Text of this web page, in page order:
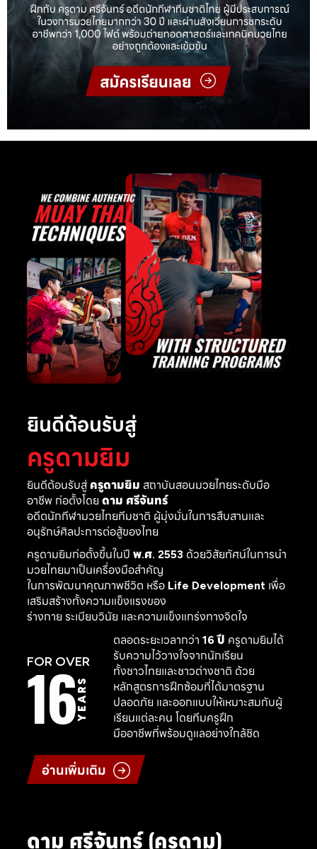
ยินดีต้อนรับสู่
ครูดามยิม
ยินดีต้อนรับสู่ ครูดามยิม สถาบันสอนมวยไทยระดับมือ
อาชีพ ก่อตั้งโดย ดาม ศรีจันทร์
อดีตนักกีฬามวยไทยทีมชาติ ผู้มุ่งมั่นในการสืบสานและ
อนุรักษ์ศิลปะการต่อสู้ของไทย
ครูดามยิมก่อตั้งขึ้นในปี พ.ศ. 2553ด้วยวิสัยทัศน์ในการนำ
มวยไทยมาเป็นเครื่องมือสำคัญ
ในการพัฒนาคุณภาพชีวิต หรือ Life Developmentเพื่อ
เสริมสร้างทั้งความแข็งแรงของ
ร่างกาย ระเบียบวินัย และความแข็งแกร่งทางจิตใจ
FOR OVER
16YEARS
ตลอดระยะเวลากว่า 16 ปี ครูดามยิมได้
รับความไว้วางใจจากนักเรียน
ทั้งชาวไทยและชาวต่างชาติ ด้วย
หลักสูตรการฝึกซ้อมที่ได้มาตรฐาน
ปลอดภัย และออกแบบให้เหมาะสมกับผู้
เรียนแต่ละคน โดยทีมครูฝึก
มืออาชีพที่พร้อมดูแลอย่างใกล้ชิด
อ่านเพิ่มเติม
ดาม ศรีจันทร์ (ครูดาม)